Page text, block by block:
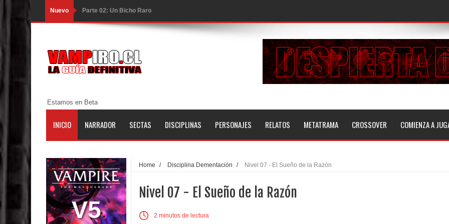
Nuevo Parte 02: Un Bicho Raro
Parte 01: Una Misión de Locos
Parte 03: Forastero en Tierra Muerta
Parte 10: El Secreto
Parte 06: El Trato con los Muertos
Parte 05: Sitiados
Parte 04: Se Descubre el Pastel
Parte 03: Una Piraña en el Bidé
Estamos en Beta
INICIO NARRADOR SECTAS DISCIPLINAS PERSONAJES RELATOS METATRAMA CROSSOVER COMIENZA A
V5
Home / Disciplina Dementación / Nivel 07 - El Sueño de la Razón
Nivel 07 - El Sueño de la Razón
2 minutos de lectura